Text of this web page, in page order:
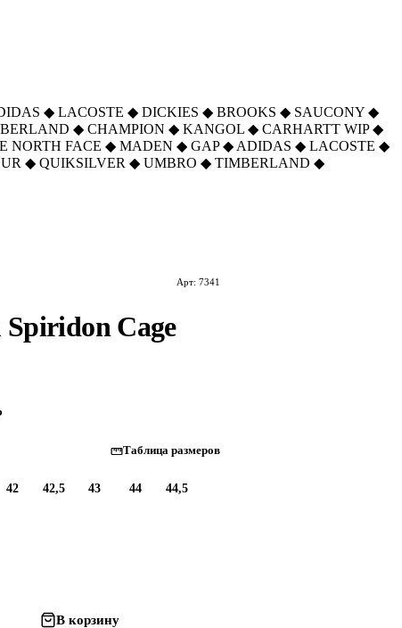
◆ LACOSTE ◆ DICKIES ◆ BROOKS ◆ SAUCONY ◆
◆ CHAMPION ◆ KANGOL ◆ CARHARTT WIP ◆
NORTH FACE ◆ MADEN ◆ GAP ◆ ADIDAS ◆ LACOSTE ◆
◆ QUIKSILVER ◆ UMBRO ◆ TIMBERLAND ◆
Арт: 7341
Cage
Таблица размеров
42 42,5 43 44 44,5
В корзину